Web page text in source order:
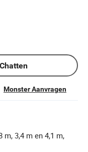
Chatten
Monster Aanvragen
m, 3,4 m en 4,1 m,